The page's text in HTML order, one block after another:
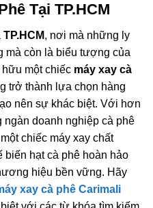
Tại TP.HCM
TP.HCM, nơi mà những ly
mà còn là biểu tượng của
một chiếc máy xay cà
trở thành lựa chọn hàng
nên sự khác biệt. Với hơn
ngàn doanh nghiệp cà phê
chiếc máy xay chất
biến hạt cà phê hoàn hảo
hiệu bền vững. Hãy
xay cà phê Carimali